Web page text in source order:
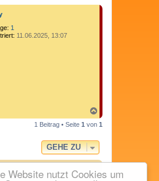
Website nutzt Cookies um
1
11.06.2025, 13:07
a
c
o
b
e
1 Beitrag • Seite 1 von 1
GEHE ZU
Alle Zeiten sindUTC+02:00